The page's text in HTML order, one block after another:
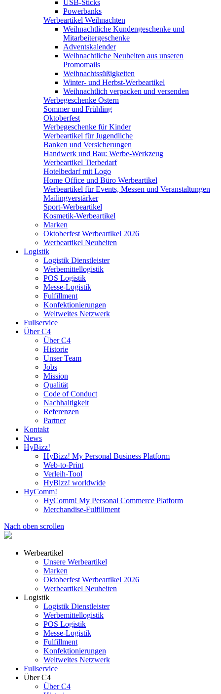
USB-Sticks
Powerbanks
Werbeartikel Weihnachten
Weihnachtliche Kundengeschenke und
Mitarbeitergeschenke
Adventskalender
Weihnachtliche Neuheiten aus unseren
Promomails
Weihnachtssüßigkeiten
Winter- und Herbst-Werbeartikel
Weihnachtlich verpacken und versenden
Werbegeschenke Ostern
Sommer und Frühling
Oktoberfest
Werbegeschenke für Kinder
Werbeartikel für Jugendliche
Banken und Versicherungen
Handwerk und Bau: Werbe-Werkzeug
Werbeartikel Tierbedarf
Hotelbedarf mit Logo
Home Office und Büro Werbeartikel
Werbeartikel für Events, Messen und Veranstaltungen
Mailingverstärker
Sport-Werbeartikel
Kosmetik-Werbeartikel
Marken
Oktoberfest Werbeartikel 2026
Werbeartikel Neuheiten
Logistik
Logistik Dienstleister
Werbemittellogistik
POS Logistik
Messe-Logistik
Fulfillment
Konfektionierungen
Weltweites Netzwerk
Fullservice
Über C4
Über C4
Historie
Unser Team
Jobs
Mission
Qualität
Code of Conduct
Nachhaltigkeit
Referenzen
Partner
Kontakt
News
HyBizz!
HyBizz! My Personal Business Platform
Web-to-Print
Verleih-Tool
HyBizz! worldwide
HyComm!
HyComm! My Personal Commerce Platform
Merchandise-Fulfillment
Nach oben scrollen
Werbeartikel
Unsere Werbeartikel
Marken
Oktoberfest Werbeartikel 2026
Werbeartikel Neuheiten
Logistik
Logistik Dienstleister
Werbemittellogistik
POS Logistik
Messe-Logistik
Fulfillment
Konfektionierungen
Weltweites Netzwerk
Fullservice
Über C4
Über C4